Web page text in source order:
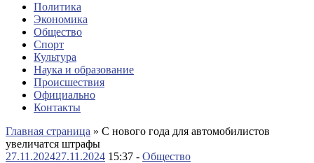
Политика
Экономика
Общество
Спорт
Культура
Наука и образование
Происшествия
Официально
Контакты
Главная страница » С нового года для автомобилистов
увеличатся штрафы
27.11.202427.11.2024 15:37 - Общество